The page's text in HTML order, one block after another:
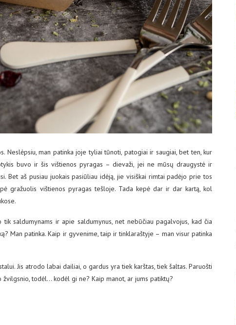
Neslėpsiu, man patinka joje tyliai tūnoti, patogiai ir saugiai, bet ten, kur
buvo ir šis vištienos pyragas – dievaži, jei ne mūsų draugystė ir
Bet aš pusiau juokais pasiūliau idėją, jie visiškai rimtai padėjo prie tos
gražuolis vištienos pyragas tešloje. Tada kepė dar ir dar kartą, kol
tik saldumynams ir apie saldumynus, net nebūčiau pagalvojus, kad čia
Man patinka. Kaip ir gyvenime, taip ir tinklaraštyje – man visur patinka
Jis atrodo labai dailiai, o gardus yra tiek karštas, tiek šaltas. Paruošti
todėl… kodėl gi ne? Kaip manot, ar jums patiktų?